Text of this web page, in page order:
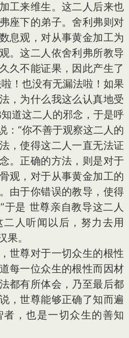
工来维生。这二人后来也
座下的弟子。舍利弗则对
息观，对从事黄金加工为
。这二人依舍利弗所教导
久不能证果，因此产生了
！也没有无漏法啦！如果
，为什么我这么认真地受
道这二人的邪念，于是呼
：“你不善于观察这二人的
，使得这二人一直无法证
。正确的方法，则是对于
观，对于从事黄金加工的
由于你错误的教导，使得
于是 世尊亲自教导这二人
人听闻以后，努力去用
果。
世尊对于一切众生的根性
每一位众生的根性而因材
都有所体会，乃至最后都
，世尊能够正确了知而遍
，也是一切众生的善知